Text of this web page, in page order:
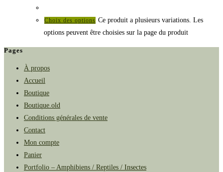
Choix des options Ce produit a plusieurs variations. Les
options peuvent être choisies sur la page du produit
Pages
À propos
Accueil
Boutique
Boutique.old
Conditions générales de vente
Contact
Mon compte
Panier
Portfolio – Amphibiens / Reptiles / Insectes